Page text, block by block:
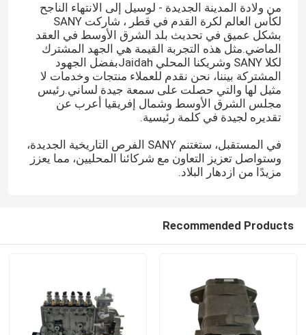
من ولادة المدينة الجديدة - لوسيل إلى الانتهاء الناجح
لكأس العالم لكرة القدم في قطر ، شاركت SANY
بشكل عميق في تحديث بلد الشرق الأوسط في العقد
الماضي.مثل هذه التجربة القيمة هي الجهد المشترك
لكلا SANY وشريكنا المحلي Jaidahبفضل الجهود
المشتركة بيننا، نحن نقدم للعملاء منتجات وخدمات لا
مثيل لها والتي حصلت على سمعة جيدة لساني.رئيس
مجلس الشرق الأوسط وشمال إفريقيا أعرب عن
تقديره لجيدة في كلمة رئيسية.
في المستقبل، ستغتنم SANY الفرص التاريخية الجديدة،
وستواصل تعزيز التعاون مع شركائنا المحليين، مما يعزز
مزيدًا من ازدهار البلاد.
Recommended Products